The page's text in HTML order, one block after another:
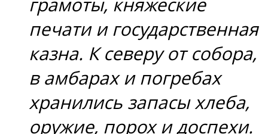
печати и государственная
казна. К северу от собора,
в амбарах и погребах
хранились запасы хлеба,
оружие, порох и доспехи.